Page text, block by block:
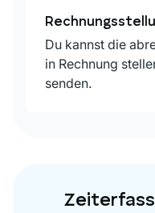
Du kannst die
in Rechnung
senden.